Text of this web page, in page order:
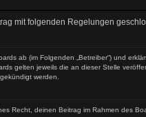
mit folgenden Regelungen
ab (im Folgenden „Betreiber“) und
gelten jeweils die an dieser Stelle
werden.
Recht, deinen Beitrag im Rahmen des